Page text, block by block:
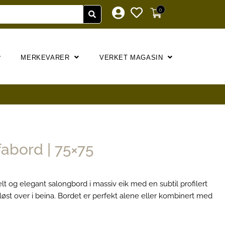
0
MERKEVARER VERKET MAGASIN
| 75×75
og elegant salongbord i massiv eik med en subtil profilert
over i beina. Bordet er perfekt alene eller kombinert med